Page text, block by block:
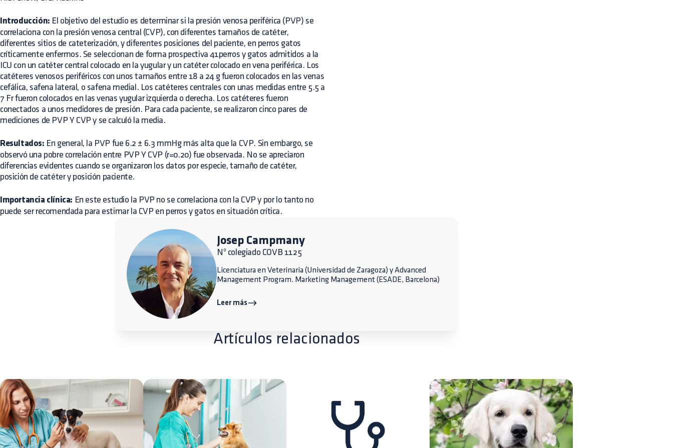
Introducción: El objetivo del estudio es determinar si la presión venosa periférica (PVP) se
correlaciona con la presión venosa central (CVP), con diferentes tamaños de catéter,
diferentes sitios de cateterización, y diferentes posiciones del paciente, en perros gatos
críticamente enfermos. Se seleccionan de forma prospectiva 41perros y gatos admitidos a la
ICU con un catéter central colocado en la yugular y un catéter colocado en vena periférica. Los
catéteres venosos periféricos con unos tamaños entre 18 a 24 g fueron colocados en las venas
cefálica, safena lateral, o safena medial. Los catéteres centrales con unas medidas entre 5.5 a
7 Fr fueron colocados en las venas yugular izquierda o derecha. Los catéteres fueron
conectados a unos medidores de presión. Para cada paciente, se realizaron cinco pares de
mediciones de PVP Y CVP y se calculó la media.
Resultados: En general, la PVP fue 6.2 ± 6.3 mmHg más alta que la CVP. Sin embargo, se
observó una pobre correlación entre PVP Y CVP (r=0.20) fue observada. No se apreciaron
diferencias evidentes cuando se organizaron los datos por especie, tamaño de catéter,
posición de catéter y posición paciente.
Importancia clínica: En este estudio la PVP no se correlaciona con la CVP y por lo tanto no
puede ser recomendada para estimar la CVP en perros y gatos en situación crítica.
Josep Campmany
Nº colegiado COVB 1125
Licenciatura en Veterinaria (Universidad de Zaragoza) y Advanced
Management Program. Marketing Management (ESADE, Barcelona)
Leer más
Artículos relacionados